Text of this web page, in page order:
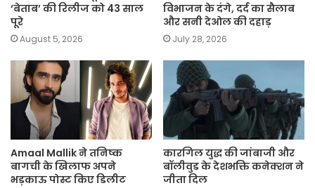
‘बेताब’ की रिलीज को 43 साल
पूरे
August 5, 2026
विभाजन के दंगे, दर्द का सैलाब
और सनी देओल की दहाड़
July 28, 2026
Amaal Mallik ने तनिष्क
बागची के खिलाफ अपने
भड़काऊ पोस्ट किए डिलीट
कारगिल युद्ध की जांबाजी और
बॉलीवुड के देशभक्ति कनेक्शन ने
जीता दिल